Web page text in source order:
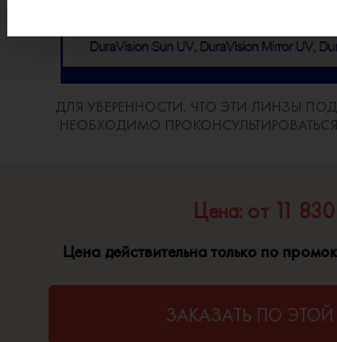
ДЛЯ УВЕРЕННОСТИ, ЧТО ЭТИ ЛИНЗЫ
НЕОБХОДИМО
Цена: от 11
Цена действительна только по
ЗАКАЗАТЬ ПО ЭТОЙ